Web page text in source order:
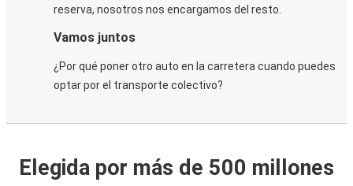
reserva, nosotros nos encargamos del resto.
Vamos juntos
¿Por qué poner otro auto en la carretera cuando puedes
optar por el transporte colectivo?
Elegida por más de 500 millones